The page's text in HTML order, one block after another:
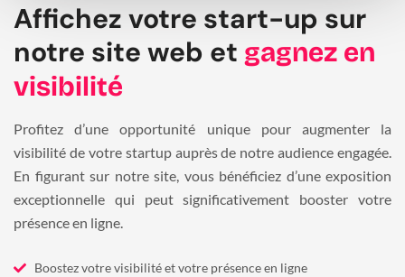
Affichez votre start-up sur
notre site web et gagnez en
visibilité
Profitez d’une opportunité unique pour augmenter la
visibilité de votre startup auprès de notre audience engagée.
En figurant sur notre site, vous bénéficiez d’une exposition
exceptionnelle qui peut significativement booster votre
présence en ligne.
Boostez votre visibilité et votre présence en ligne